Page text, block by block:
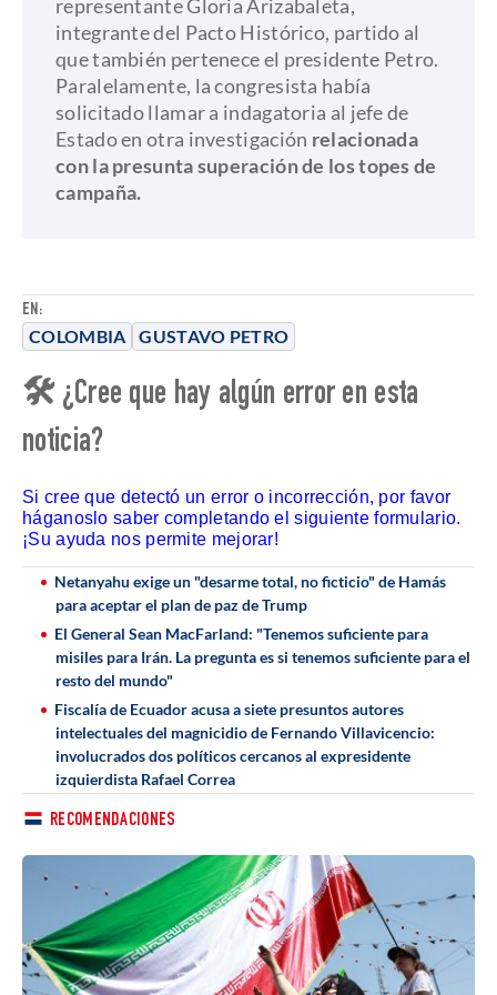
EN:
COLOMBIA GUSTAVO PETRO
representante Gloria Arizabaleta,
integrante del Pacto Histórico, partido al
que también pertenece el presidente Petro.
Paralelamente, la congresista había
solicitado llamar a indagatoria al jefe de
Estado en otra investigación relacionada
con la presunta superación de los topes de
campaña.
🛠 ¿Cree que hay algún error en esta
noticia?
Si cree que detectó un error o incorrección, por favor
háganoslo saber completando el siguiente formulario.
¡Su ayuda nos permite mejorar!
Netanyahu exige un "desarme total, no ficticio" de Hamás
para aceptar el plan de paz de Trump
El General Sean MacFarland: "Tenemos suficiente para
misiles para Irán. La pregunta es si tenemos suficiente para el
resto del mundo"
Fiscalía de Ecuador acusa a siete presuntos autores
intelectuales del magnicidio de Fernando Villavicencio:
involucrados dos políticos cercanos al expresidente
izquierdista Rafael Correa
RECOMENDACIONES